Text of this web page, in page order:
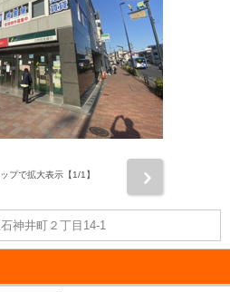
プで拡大表示【1/1】
神井町２丁目14-1